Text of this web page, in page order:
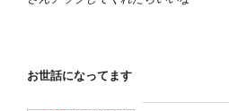
お世話になってます